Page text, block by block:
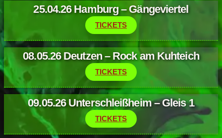
25.04.26 Hamburg – Gängeviertel
TICKETS
08.05.26 Deutzen – Rock am Kuhteich
TICKETS
09.05.26 Unterschleißheim – Gleis 1
TICKETS